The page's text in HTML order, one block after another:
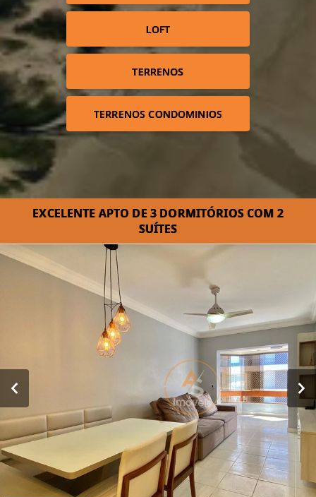
LOFT
TERRENOS
TERRENOS CONDOMINIOS
EXCELENTE APTO DE 3 DORMITÓRIOS COM 2
SUÍTES